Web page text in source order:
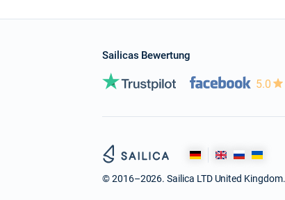
Sailicas Bewertung
5.0
© 2016–2026. Sailica LTD United Kingdom.